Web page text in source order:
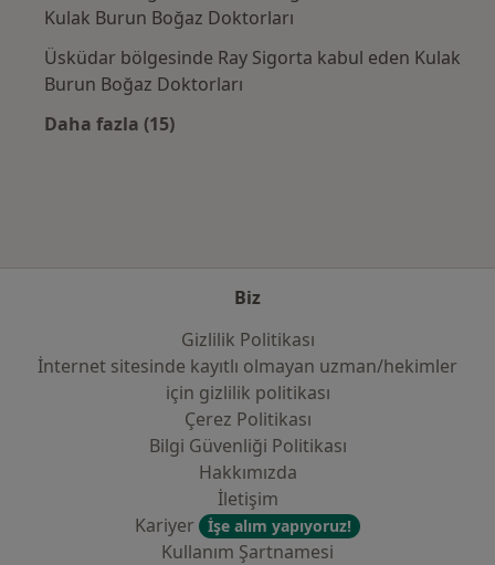
Kulak Burun Boğaz Doktorları
Üsküdar bölgesinde Ray Sigorta kabul eden Kulak
Burun Boğaz Doktorları
Daha fazla (15)
Biz
Gizlilik Politikası
İnternet sitesinde kayıtlı olmayan uzman/hekimler
i̇çin gizlilik politikası
Çerez Politikası
Bilgi Güvenliği Politikası
Hakkımızda
İletişim
Kariyer
İşe alım yapıyoruz!
Kullanım Şartnamesi